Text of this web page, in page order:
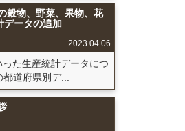
穀物、野菜、果物、花
データの追加
2023.04.06
た生産統計データにつ
道府県別デ...